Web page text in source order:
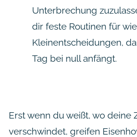
Unterbrechung
dir feste Routinen für
Kleinentscheidungen,
Tag bei null anfängt.
Erst wenn du weißt, wo deine
verschwindet, greifen